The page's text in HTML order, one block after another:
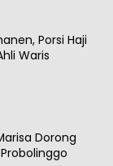
Porsi Haji
Waris
Dorong